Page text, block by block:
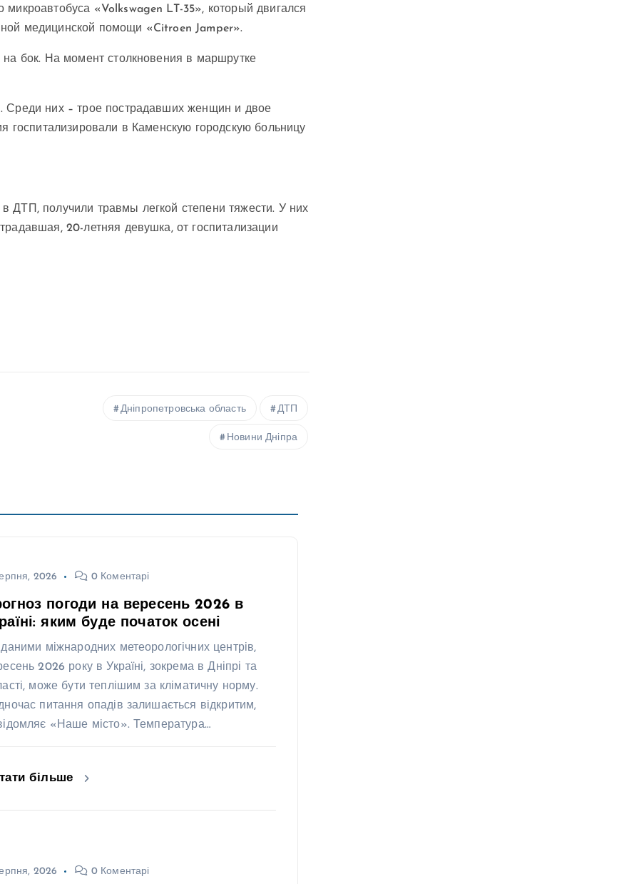
«Volkswagen LT-35», который двигался
медицинской помощи «Citroen Jamper».
бок. На момент столкновения в маршрутке
Среди них – трое пострадавших женщин и двое
госпитализировали в Каменскую городскую больницу
ДТП, получили травмы легкой степени тяжести. У них
20-летняя девушка, от госпитализации
Дніпропетровська область ДТП
Новини Дніпра
2026 0 Коментарі
погоди на вересень 2026 в
яким буде початок осені
міжнародних метеорологічних центрів,
2026 року в Україні, зокрема в Дніпрі та
може бути теплішим за кліматичну норму.
питання опадів залишається відкритим,
«Наше місто». Температура…
більше
2026 0 Коментарі